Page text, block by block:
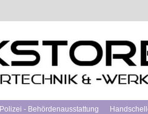
Polizei - Behördenausstattung